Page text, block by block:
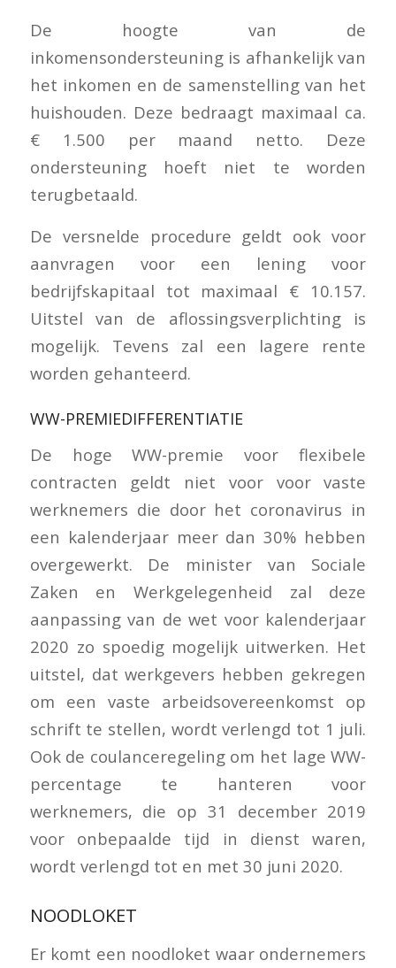
De hoogte van de
inkomensondersteuning is afhankelijk van
het inkomen en de samenstelling van het
huishouden. Deze bedraagt maximaal ca.
€ 1.500 per maand netto. Deze
ondersteuning hoeft niet te worden
terugbetaald.
De versnelde procedure geldt ook voor
aanvragen voor een lening voor
bedrijfskapitaal tot maximaal € 10.157.
Uitstel van de aflossingsverplichting is
mogelijk. Tevens zal een lagere rente
worden gehanteerd.
WW-PREMIEDIFFERENTIATIE
De hoge WW-premie voor flexibele
contracten geldt niet voor voor vaste
werknemers die door het coronavirus in
een kalenderjaar meer dan 30% hebben
overgewerkt. De minister van Sociale
Zaken en Werkgelegenheid zal deze
aanpassing van de wet voor kalenderjaar
2020 zo spoedig mogelijk uitwerken. Het
uitstel, dat werkgevers hebben gekregen
om een vaste arbeidsovereenkomst op
schrift te stellen, wordt verlengd tot 1 juli.
Ook de coulanceregeling om het lage WW-
percentage te hanteren voor
werknemers, die op 31 december 2019
voor onbepaalde tijd in dienst waren,
wordt verlengd tot en met 30 juni 2020.
NOODLOKET
Er komt een noodloket waar ondernemers